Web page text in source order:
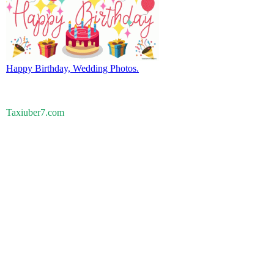
Happy Birthday, Wedding Photos.
Taxiuber7.com